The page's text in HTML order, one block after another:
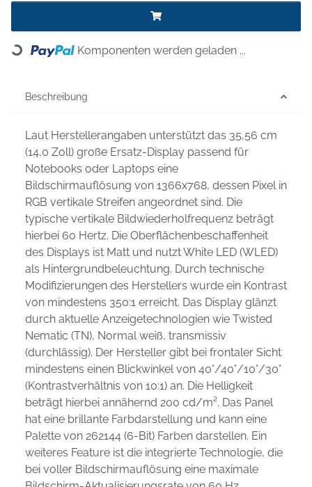
Loading... Komponenten werden geladen ...
Beschreibung
Laut Herstellerangaben unterstützt das 35,56 cm
(14,0 Zoll) große Ersatz-Display passend für
Notebooks oder Laptops eine
Bildschirmauflösung von 1366x768, dessen Pixel in
RGB vertikale Streifen angeordnet sind. Die
typische vertikale Bildwiederholfrequenz beträgt
hierbei 60 Hertz. Die Oberflächenbeschaffenheit
des Displays ist Matt und nutzt White LED (WLED)
als Hintergrundbeleuchtung. Durch technische
Modifizierungen des Herstellers wurde ein Kontrast
von mindestens 350:1 erreicht. Das Display glänzt
durch aktuelle Anzeigetechnologien wie Twisted
Nematic (TN), Normal weiß, transmissiv
(durchlässig). Der Hersteller gibt bei frontaler Sicht
mindestens einen Blickwinkel von 40°/40°/10°/30°
(Kontrastverhältnis von 10:1) an. Die Helligkeit
beträgt hierbei annähernd 200 cd/m². Das Panel
hat eine brillante Farbdarstellung und kann eine
Palette von 262144 (6-Bit) Farben darstellen. Ein
weiteres Feature ist die integrierte Technologie, die
bei voller Bildschirmauflösung eine maximale